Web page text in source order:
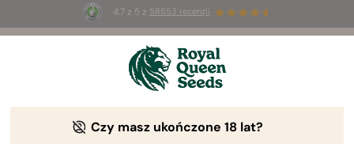
4.7 z 5 z 58653 recenzji
Summer Sales: do 50% zniżki
na wybrane produkty ⏤
Czy masz ukończone 18 lat?